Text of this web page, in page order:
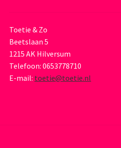
Toetie & Zo
Beetslaan 5
1215 AK Hilversum
Telefoon: 0653778710
E-mail: toetie@toetie.nl